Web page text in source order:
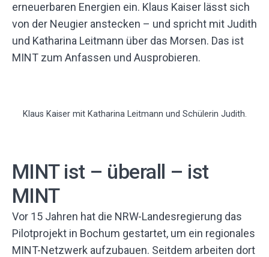
erneuerbaren Energien ein. Klaus Kaiser lässt sich
von der Neugier anstecken – und spricht mit Judith
und Katharina Leitmann über das Morsen. Das ist
MINT zum Anfassen und Ausprobieren.
Klaus Kaiser mit Katharina Leitmann und Schülerin Judith.
MINT ist – überall – ist
MINT
Vor 15 Jahren hat die NRW-Landesregierung das
Pilotprojekt in Bochum gestartet, um ein regionales
MINT-Netzwerk aufzubauen. Seitdem arbeiten dort